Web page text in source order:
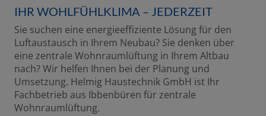
IHR WOHLFÜHLKLIMA – JEDERZEIT
Sie suchen eine energieeffiziente Lösung für den
Luftaustausch in Ihrem Neubau? Sie denken über
eine zentrale Wohnraumlüftung in Ihrem Altbau
nach? Wir helfen Ihnen bei der Planung und
Umsetzung. Helmig Haustechnik GmbH ist Ihr
Fachbetrieb aus Ibbenbüren für zentrale
Wohnraumlüftung.